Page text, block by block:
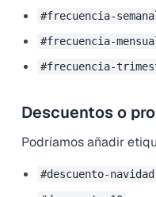
#frecuencia-
#frecuencia-
#frecuencia-
Descuentos o
Podríamos añadir
#descuento-navidad